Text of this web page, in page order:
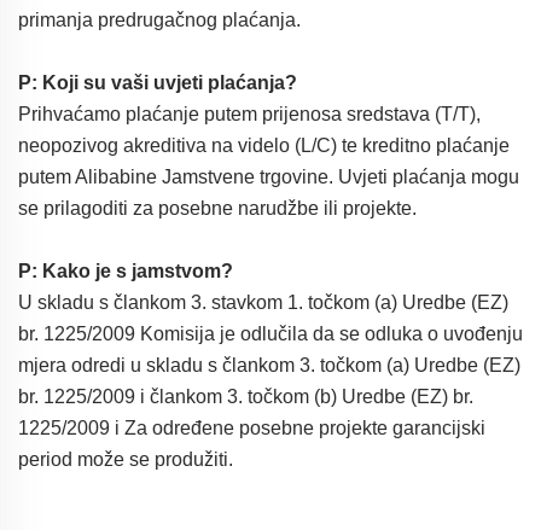
primanja predrugačnog plaćanja.
P: Koji su vaši uvjeti plaćanja?
Prihvaćamo plaćanje putem prijenosa sredstava (T/T),
neopozivog akreditiva na videlo (L/C) te kreditno plaćanje
putem Alibabine Jamstvene trgovine. Uvjeti plaćanja mogu
se prilagoditi za posebne narudžbe ili projekte.
P: Kako je s jamstvom?
U skladu s člankom 3. stavkom 1. točkom (a) Uredbe (EZ)
br. 1225/2009 Komisija je odlučila da se odluka o uvođenju
mjera odredi u skladu s člankom 3. točkom (a) Uredbe (EZ)
br. 1225/2009 i člankom 3. točkom (b) Uredbe (EZ) br.
1225/2009 i Za određene posebne projekte garancijski
period može se produžiti.